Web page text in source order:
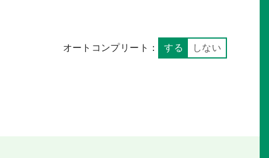
オートコンプリート： する しない